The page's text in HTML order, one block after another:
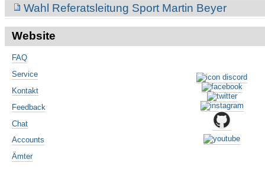
Wahl Referatsleitung Sport Martin Beyer
Website
FAQ
Service
Kontakt
Feedback
Chat
Accounts
Ämter